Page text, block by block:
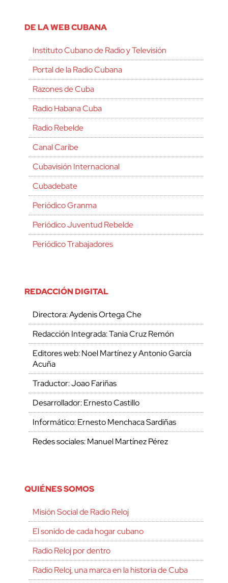
DE LA WEB CUBANA
Instituto Cubano de Radio y Televisión
Portal de la Radio Cubana
Razones de Cuba
Radio Habana Cuba
Radio Rebelde
Canal Caribe
Cubavisión Internacional
Cubadebate
Periódico Granma
Periódico Juventud Rebelde
Periódico Trabajadores
REDACCIÓN DIGITAL
Directora: Aydenis Ortega Che
Redacción Integrada: Tania Cruz Remón
Editores web: Noel Martínez y Antonio García
Acuña
Traductor: Joao Fariñas
Desarrollador: Ernesto Castillo
Informático: Ernesto Menchaca Sardiñas
Redes sociales: Manuel Martínez Pérez
QUIÉNES SOMOS
Misión Social de Radio Reloj
El sonido de cada hogar cubano
Radio Reloj por dentro
Radio Reloj, una marca en la historia de Cuba